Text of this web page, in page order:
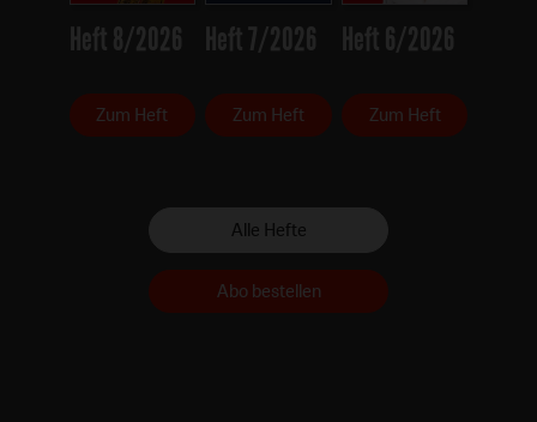
Heft 8/2026
Zum Heft
Heft 7/2026
Zum Heft
Heft 6/2026
Zum Heft
Alle Hefte
Abo bestellen